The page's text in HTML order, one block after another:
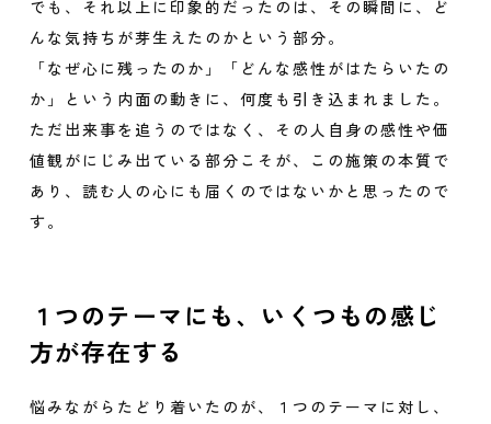
でも、それ以上に印象的だったのは、その瞬間に、ど
んな気持ちが芽生えたのかという部分。
「なぜ心に残ったのか」「どんな感性がはたらいたの
か」という内面の動きに、何度も引き込まれました。
ただ出来事を追うのではなく、その人自身の感性や価
値観がにじみ出ている部分こそが、この施策の本質で
あり、読む人の心にも届くのではないかと思ったので
す。
１つのテーマにも、いくつもの感じ
方が存在する
悩みながらたどり着いたのが、１つのテーマに対し、